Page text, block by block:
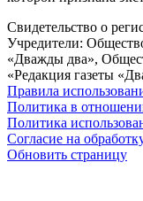
Свидетельство о
Учредители:
«Дважды два»,
«Редакция газеты
Правила
Политика в
Политика
Согласие на
Обновить страницу